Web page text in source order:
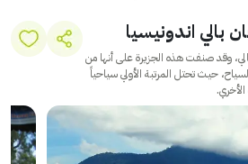
بالي اندونيسيا
وقد صنفت هذه الجزيرة على أنها من
حيث تحتل المرتبة الأولي سياحياً